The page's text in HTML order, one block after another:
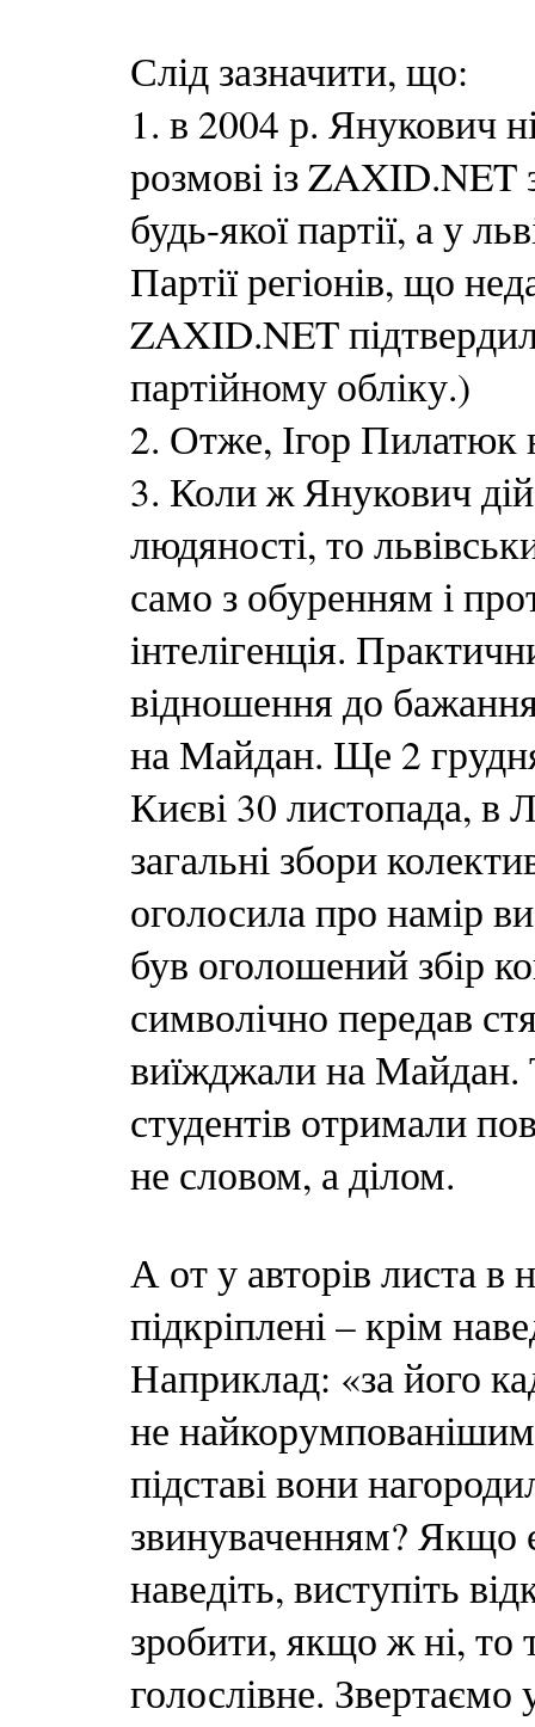
Слід зазначити, що:
1. в 2004 р. Янукович
розмові із
будь-якої партії, а у
Партії регіонів, що
ZAXID.NET
партійному обліку.)
2. Отже, Ігор Пилатюк
3. Коли ж Янукович
людяності, то
само з обуренням і
інтелігенція.
відношення до бажання
на Майдан. Ще 2
Києві 30 листопада,
загальні збори
оголосила про намір
був оголошений збір
символічно передав
виїжджали на Майдан.
студентів отримали
не словом, а ділом.
А от у авторів листа в
підкріплені – крім
Наприклад: «за його
не
підставі вони
звинуваченням? Якщо
наведіть, виступіть
зробити, якщо ж ні, то
голослівне.